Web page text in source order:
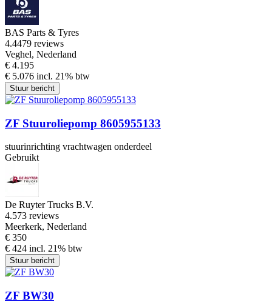
BAS Parts & Tyres
4.4479 reviews
Veghel, Nederland
€ 4.195
€ 5.076 incl. 21% btw
Stuur bericht
ZF Stuuroliepomp 8605955133
stuurinrichting vrachtwagen onderdeel
Gebruikt
De Ruyter Trucks B.V.
4.573 reviews
Meerkerk, Nederland
€ 350
€ 424 incl. 21% btw
Stuur bericht
ZF BW30